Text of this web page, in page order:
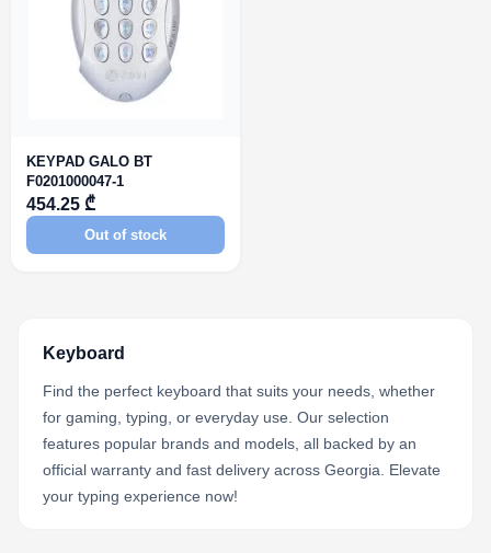
KEYPAD GALO BT
F0201000047-1
454.25 ₾
Out of stock
Keyboard
Find the perfect keyboard that suits your needs, whether
for gaming, typing, or everyday use. Our selection
features popular brands and models, all backed by an
official warranty and fast delivery across Georgia. Elevate
your typing experience now!